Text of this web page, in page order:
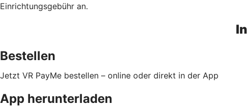
Einrichtungsgebühr an.
Bestellen
Jetzt VR PayMe bestellen – online oder direkt in der App
App herunterladen